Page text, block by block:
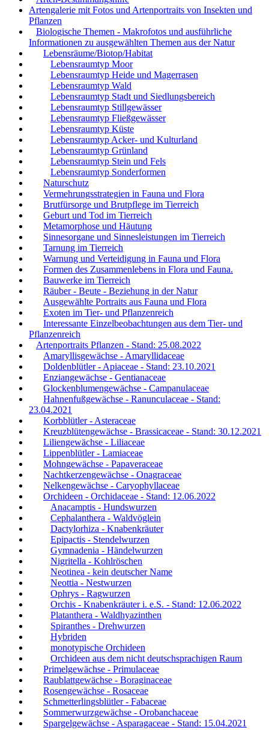
Artengalerie mit Fotos und Artenportraits von Insekten und
Pflanzen
Biologische Themen - Makrofotos und ausführliche
Informationen zu ausgewählten Themen aus der Natur
Lebensräume/Biotop/Habitat
Lebensraumtyp Moor
Lebensraumtyp Heide und Magerrasen
Lebensraumtyp Wald
Lebensraumtyp Stadt und Siedlungsbereich
Lebensraumtyp Stillgewässer
Lebensraumtyp Fließgewässer
Lebensraumtyp Küste
Lebensraumtyp Acker- und Kulturland
Lebensraumtyp Grünland
Lebensraumtyp Stein und Fels
Lebensraumtyp Sonderformen
Naturschutz
Vermehrungsstrategien in Fauna und Flora
Brutfürsorge und Brutpflege im Tierreich
Geburt und Tod im Tierreich
Metamorphose und Häutung
Sinnesorgane und Sinnesleistungen im Tierreich
Tarnung im Tierreich
Warnung und Verteidigung in Fauna und Flora
Formen des Zusammenlebens in Flora und Fauna.
Bauwerke im Tierreich
Räuber - Beute - Beziehung in der Natur
Ausgewählte Portraits aus Fauna und Flora
Exoten im Tier- und Pflanzenreich
Interessante Einzelbeobachtungen aus dem Tier- und
Pflanzenreich
Artenportraits Pflanzen - Stand: 25.08.2022
Amaryllisgewächse - Amaryllidaceae
Doldenblütler - Apiaceae - Stand: 23.10.2021
Enziangewächse - Gentianaceae
Glockenblumengewächse - Campanulaceae
Hahnenfußgewächse - Ranunculaceae - Stand:
23.04.2021
Korbblütler - Asteraceae
Kreuzblütengewächse - Brassicaceae - Stand: 30.12.2021
Liliengewächse - Liliaceae
Lippenblütler - Lamiaceae
Mohngewächse - Papaveraceae
Nachtkerzengewächse - Onagraceae
Nelkengewächse - Caryophyllaceae
Orchideen - Orchidaceae - Stand: 12.06.2022
Anacamptis - Hundswurzen
Cephalanthera - Waldvöglein
Dactylorhiza - Knabenkräuter
Epipactis - Stendelwurzen
Gymnadenia - Händelwurzen
Nigritella - Kohlröschen
Neotinea - kein deutscher Name
Neottia - Nestwurzen
Ophrys - Ragwurzen
Orchis - Knabenkräuter i. e.S. - Stand: 12.06.2022
Platanthera - Waldhyazinthen
Spiranthes - Drehwurzen
Hybriden
monotypische Orchideen
Orchideen aus dem nicht deutschsprachigen Raum
Primelgewächse - Primulaceae
Raublattgewächse - Boraginaceae
Rosengewächse - Rosaceae
Schmetterlingsblütler - Fabaceae
Sommerwurzgewächse - Orobanchaceae
Spargelgewächse - Asparagaceae - Stand: 15.04.2021